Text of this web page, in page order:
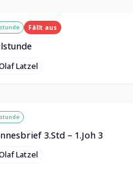
Fällt aus
Latzel
3.Std – 1.Joh 3
Latzel